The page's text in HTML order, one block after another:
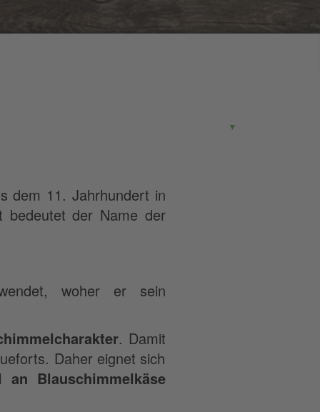
▼
dem 11. Jahrhundert in
bedeutet der Name der
woher er sein
. Damit
Daher eignet sich
an Blauschimmelkäse